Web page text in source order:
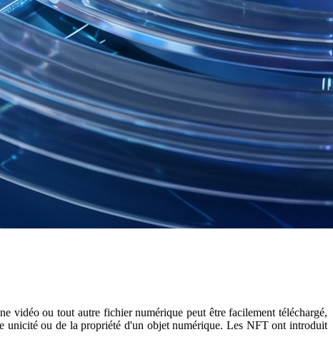
vidéo ou tout autre fichier numérique peut être facilement téléchargé,
unicité ou de la propriété d'un objet numérique. Les NFT ont introduit